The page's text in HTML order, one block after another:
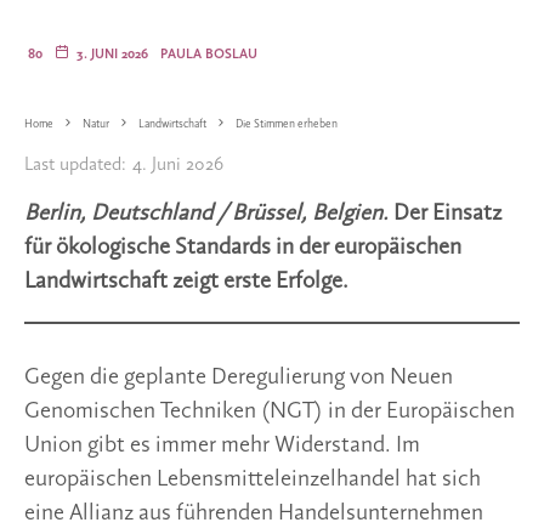
PAULA BOSLAU
3. JUNI 2026
80
Home Natur Landwirtschaft Die Stimmen erheben
Last updated: 4. Juni 2026
Berlin, Deutschland / Brüssel, Belgien. Der Einsatz
für ökologische Standards in der europäischen
Landwirtschaft zeigt erste Erfolge.
Gegen die geplante Deregulierung von Neuen
Genomischen Techniken (NGT) in der Europäischen
Union gibt es immer mehr Widerstand. Im
europäischen Lebensmitteleinzelhandel hat sich
eine Allianz aus führenden Handelsunternehmen